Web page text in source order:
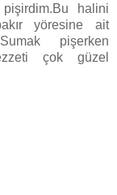
halini
yöresine ait
pişerken
çok güzel